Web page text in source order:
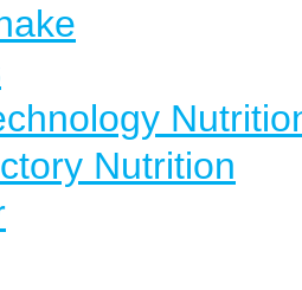
Nutrition